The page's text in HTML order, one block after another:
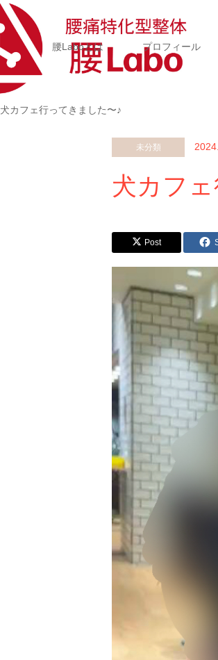
腰Laboとは プロフィール
犬カフェ行ってきました〜♪
未分類
犬カフ
Post